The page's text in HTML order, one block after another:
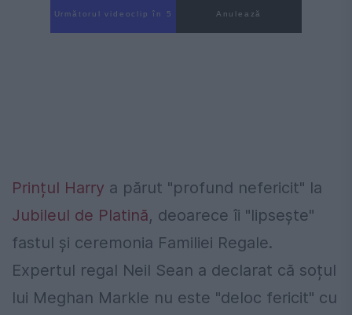
Următorul videoclip în 4 Anulează
Prințul Harry a părut "profund nefericit" la
Jubileul de Platină, deoarece îi "lipsește"
fastul și ceremonia Familiei Regale.
Expertul regal Neil Sean a declarat că soțul
lui Meghan Markle nu este "deloc fericit" cu